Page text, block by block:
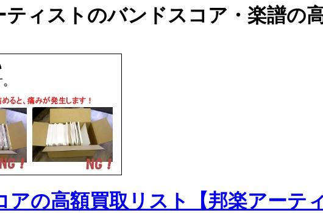
ティストのバンドスコア・楽譜の
アの高額買取リスト【邦楽アーテ